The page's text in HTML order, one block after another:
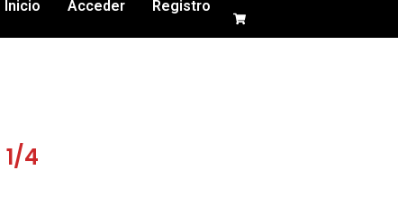
Inicio Acceder Registro
1/4